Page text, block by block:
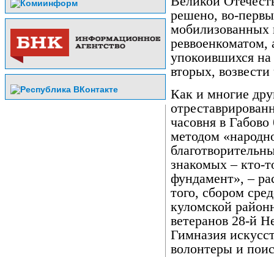
решено, во-
мобилизованных
реввоенкоматом,
упокоившихся
вторых,
Как и многие
часовня в
методом
знакомых – кто-
фундамент», –
того, сбором
куломской
ветеранов 28-й
Гимназия
волонтеры и